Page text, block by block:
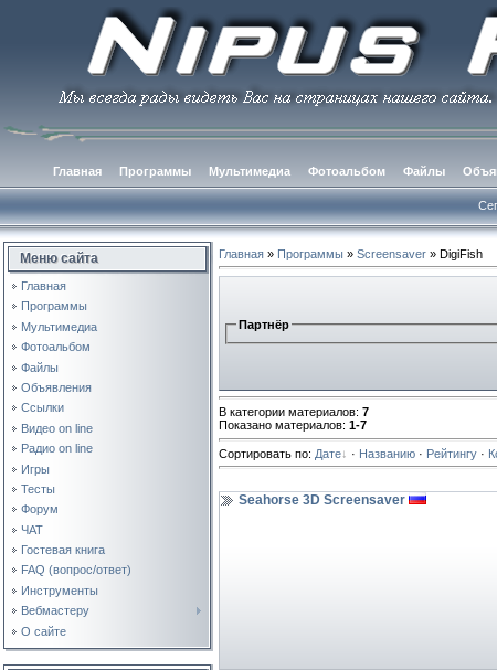
Главная Программы Мультимедиа Фотоальбом Файлы
Меню сайта
Главная
Программы
Мультимедиа
Фотоальбом
Файлы
Объявления
Ссылки
Видео on line
Радио on line
Игры
Тесты
Форум
ЧАТ
Гостевая книга
FAQ (вопрос/ответ)
Инструменты
Вебмастеру
О сайте
Главная » Программы » Screensaver » DigiFish
Партнёр
В категории материалов: 7
Показано материалов: 1-7
Сортировать по: Дате · Названию · Рейтингу ·
Seahorse 3D Screensaver